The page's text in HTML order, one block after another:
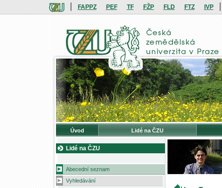
FAPPZ PEF TF FŽP FLD FTZ IVP
Úvod Lidé na ČZU
Lidé na ČZU
Abecední seznam
Vyhledávání